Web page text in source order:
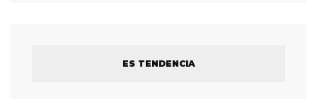
ES TENDENCIA